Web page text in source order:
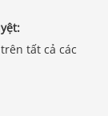
tất cả các